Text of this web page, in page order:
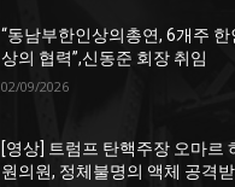
“동남부한인상의총연, 6개주 한
상의 협력”,신동준 회장 취임
02/09/2026
[영상] 트럼프 탄핵주장 오마르
원의원, 정체불명의 액체 공격